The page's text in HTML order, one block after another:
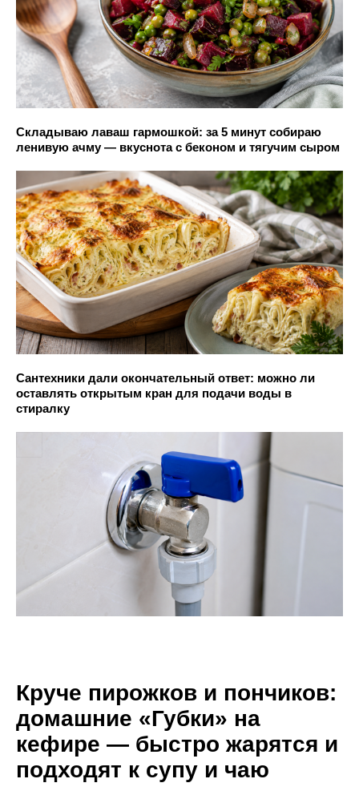
Складываю лаваш гармошкой: за 5 минут собираю
ленивую ачму — вкуснота с беконом и тягучим сыром
Сантехники дали окончательный ответ: можно ли
оставлять открытым кран для подачи воды в
стиралку
Круче пирожков и пончиков:
домашние «Губки» на
кефире — быстро жарятся и
подходят к супу и чаю